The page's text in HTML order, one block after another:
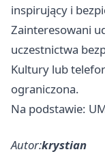
inspirujący i
Zainteresowani
uczestnictwa
Kultury lub
ograniczona.
Na podstawie:
Autor:krystian